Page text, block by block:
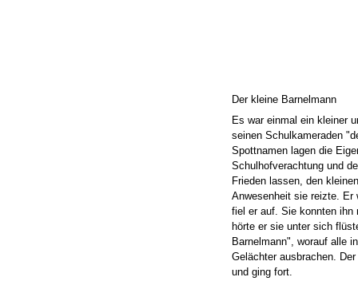
Der kleine Barnelmann
Es war einmal ein kleiner
seinen Schulkameraden
Spottnamen lagen die
Schulhofverachtung und
Frieden lassen, den
Anwesenheit sie reizte. Er
fiel er auf. Sie konnten ihn
hörte er sie unter sich
Barnelmann", worauf alle
Gelächter ausbrachen.
und ging fort.